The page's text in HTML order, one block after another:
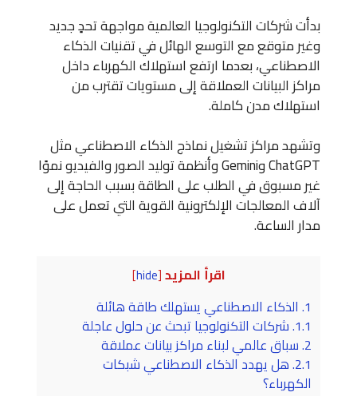
بدأت شركات التكنولوجيا العالمية مواجهة تحدٍ جديد
وغير متوقع مع التوسع الهائل في تقنيات الذكاء
الاصطناعي، بعدما ارتفع استهلاك الكهرباء داخل
مراكز البيانات العملاقة إلى مستويات تقترب من
استهلاك مدن كاملة.
وتشهد مراكز تشغيل نماذج الذكاء الاصطناعي مثل
ChatGPT وGemini وأنظمة توليد الصور والفيديو نموًا
غير مسبوق في الطلب على الطاقة بسبب الحاجة إلى
آلاف المعالجات الإلكترونية القوية التي تعمل على
مدار الساعة.
اقرأ المزيد[
hide
]
1. الذكاء الاصطناعي يستهلك طاقة هائلة
1.1. شركات التكنولوجيا تبحث عن حلول عاجلة
2. سباق عالمي لبناء مراكز بيانات عملاقة
2.1. هل يهدد الذكاء الاصطناعي شبكات
الكهرباء؟